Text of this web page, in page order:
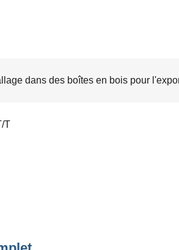
dans des boîtes en bois pour
T